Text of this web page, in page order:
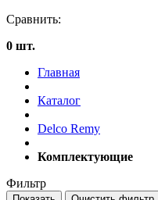
Сравнить:
0 шт.
Главная
Каталог
Delco Remy
Комплектующие
Фильтр